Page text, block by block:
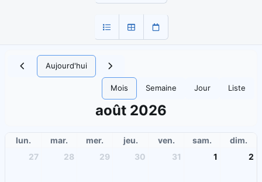
Aujourd'hui
août 2026
Mois Semaine Jour Liste
lun. mar. mer. jeu. ven. sam.
dim.
27
28 29 30 31 1 2